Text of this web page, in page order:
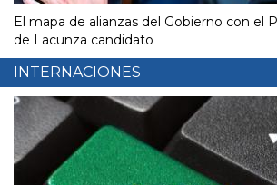
El mapa de alianzas del Gobierno con el
de Lacunza candidato
INTERNACIONES